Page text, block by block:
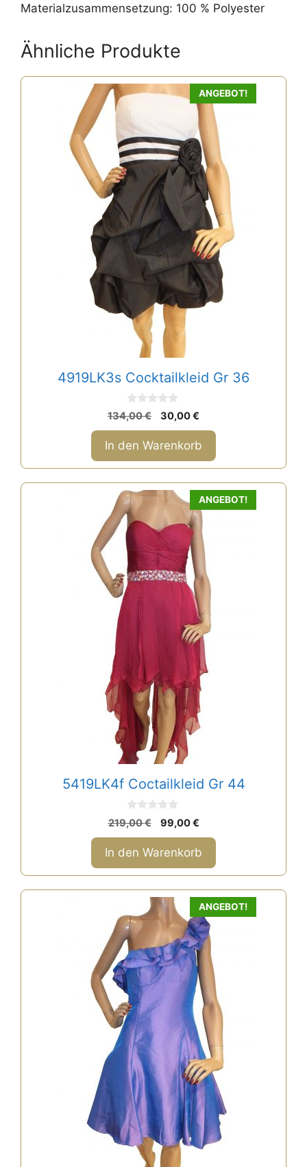
Materialzusammensetzung: 100 % Polyester
Ähnliche Produkte
ANGEBOT!
4919LK3s Cocktailkleid Gr 36
0
v
o
n
5
134,00€
Ursprünglicher
Preis
war:
134,00 €
30,00€
Preis
ist:
30,00 €.
In den Warenkorb
ANGEBOT!
5419LK4f Coctailkleid Gr 44
0
v
o
n
5
219,00€
Ursprünglicher
Preis
war:
219,00 €
99,00€Aktueller
Preis
ist:
99,00 €.
In den Warenkorb
ANGEBOT!